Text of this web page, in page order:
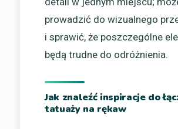
prowadzić do wizualnego
i sprawić, że poszczególne
będą trudne do odróżnienia.
Jak znaleźć inspiracje do
tatuaży na rękaw